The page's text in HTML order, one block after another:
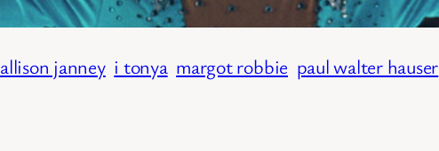
allison janney i tonya margot robbie paul walter hauser